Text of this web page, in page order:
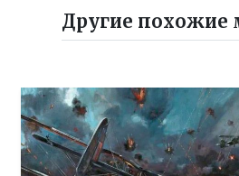
Другие похожие